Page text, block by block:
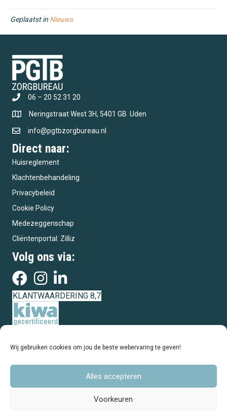
Wij gebruiken cookies om jou de beste webervaring te geven!
Alles accepteren
Voorkeuren
Geplaatst in Nieuws
06 – 20 52 31 20
Neringstraat West 3H, 5401 GB Uden
info@pgtbzorgbureau.nl
Direct naar:
Huisreglement
Klachtenbehandeling
Privacybeleid
Cookie Policy
Medezeggenschap
Cliëntenportal: Zilliz
Volg ons via:
KLANTWAARDERING 8,7